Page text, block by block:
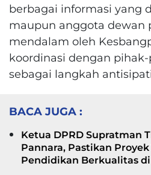
berbagai informasi yang
maupun anggota dewan
mendalam oleh
koordinasi dengan
sebagai langkah
BACA JUGA :
Ketua DPRD Supratman
Pannara, Pastikan
Pendidikan Berkualitas di